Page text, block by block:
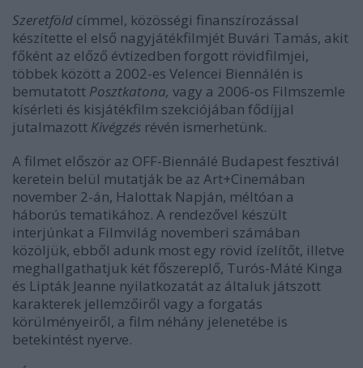
Szeretföld címmel, közösségi finanszírozással
készítette el első nagyjátékfilmjét Buvári Tamás, akit
főként az előző évtizedben forgott rövidfilmjei,
többek között a 2002-es Velencei Biennálén is
bemutatott Posztkatona, vagy a 2006-os Filmszemle
kísérleti és kisjátékfilm szekciójában fődíjjal
jutalmazott Kivégzés révén ismerhetünk.
A filmet először az OFF-Biennálé Budapest fesztivál
keretein belül mutatják be az Art+Cinemában
november 2-án, Halottak Napján, méltóan a
háborús tematikához. A rendezővel készült
interjúnkat a Filmvilág novemberi számában
közöljük, ebből adunk most egy rövid ízelítőt, illetve
meghallgathatjuk két főszereplő, Turós-Máté Kinga
és Lipták Jeanne nyilatkozatát az általuk játszott
karakterek jellemzőiről vagy a forgatás
körülményeiről, a film néhány jelenetébe is
betekintést nyerve.